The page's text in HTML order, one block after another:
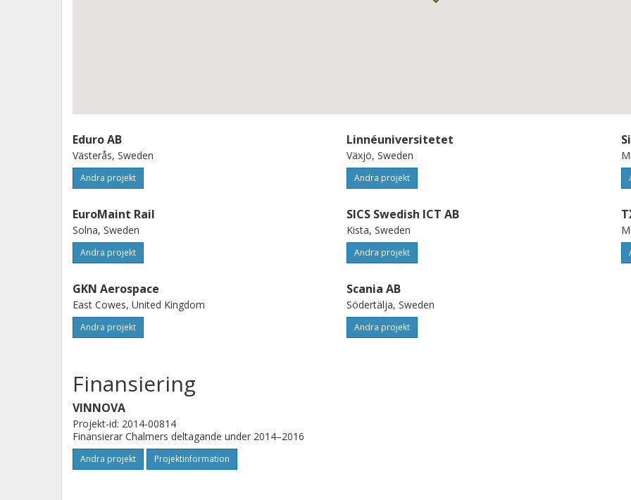
Eduro AB
Västerås, Sweden
Andra projekt
EuroMaint Rail
Solna, Sweden
Andra projekt
GKN Aerospace
East Cowes, United Kingdom
Andra projekt
Linnéuniversitetet
Växjö, Sweden
Andra projekt
SICS Swedish ICT AB
Kista, Sweden
Andra projekt
Scania AB
Södertälja, Sweden
Andra projekt
Finansiering
VINNOVA
Projekt-id: 2014-00814
Finansierar Chalmers deltagande under 2014–2016
Andra projekt Projektinformation